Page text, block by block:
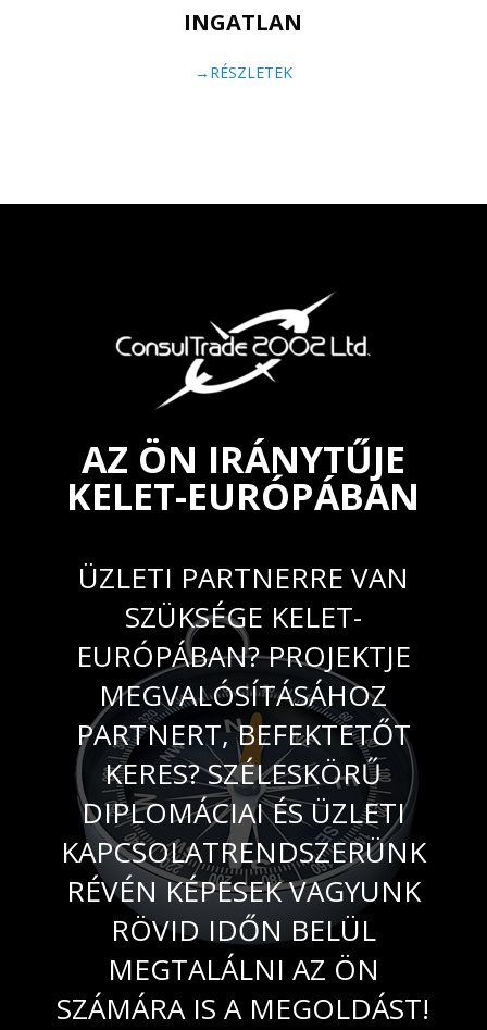
INGATLAN
→RÉSZLETEK
AZ ÖN IRÁNYTŰJE
KELET-EURÓPÁBAN
ÜZLETI PARTNERRE VAN
SZÜKSÉGE KELET-
EURÓPÁBAN? PROJEKTJE
MEGVALÓSÍTÁSÁHOZ
PARTNERT, BEFEKTETŐT
KERES? SZÉLESKÖRŰ
DIPLOMÁCIAI ÉS ÜZLETI
KAPCSOLATRENDSZERÜNK
RÉVÉN KÉPESEK VAGYUNK
RÖVID IDŐN BELÜL
MEGTALÁLNI AZ ÖN
SZÁMÁRA IS A MEGOLDÁST!